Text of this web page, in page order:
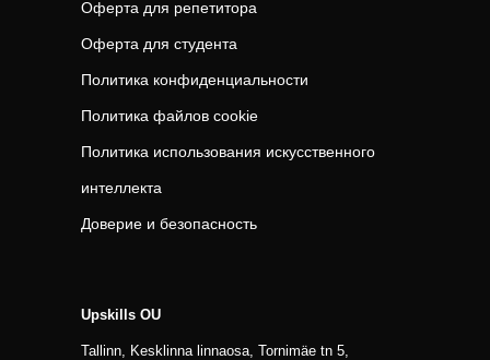
Оферта для репетитора
Оферта для студента
Политика конфиденциальности
Политика файлов cookie
Политика использования искусственного
интеллекта
Доверие и безопасность
Upskills OU
Tallinn, Kesklinna linnaosa, Tornimäe tn 5,